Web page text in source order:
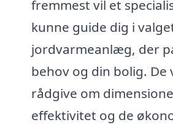
fremmest vil et
kunne guide dig i
jordvarmeanlæg, der
behov og din bolig. De
rådgive om
effektivitet og de